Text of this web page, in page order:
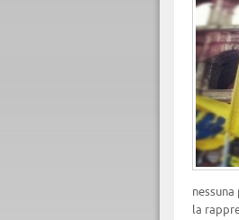
la